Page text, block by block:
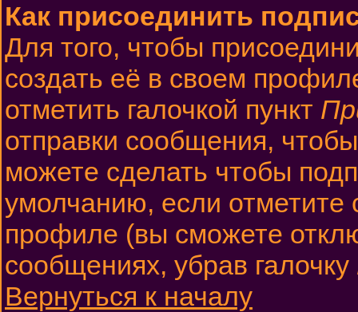
Как присоединить
Для того, чтобы
создать её в своем
отметить галочкой пункт
отправки сообщения,
можете сделать чтобы
умолчанию, если отметите
профиле (вы сможете
сообщениях, убрав галочку
Вернуться к началу